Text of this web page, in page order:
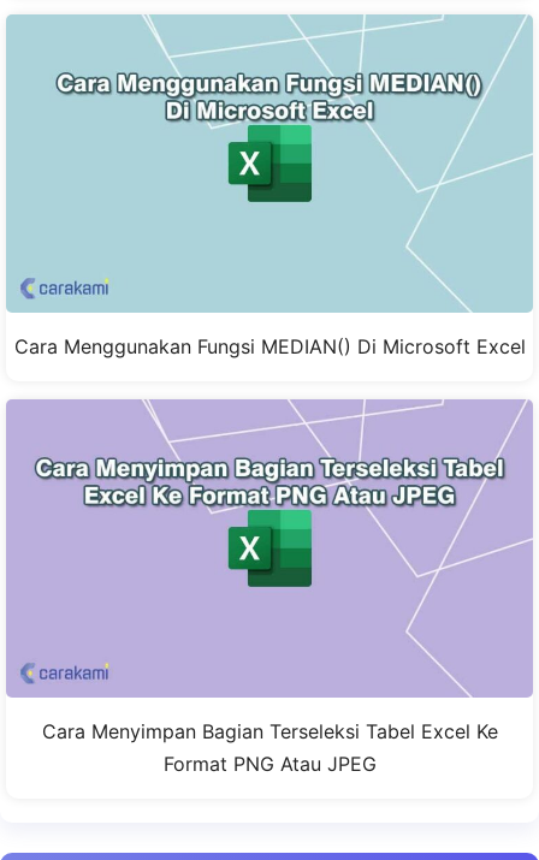
Cara Menggunakan Fungsi MEDIAN() Di Microsoft Excel
Cara Menyimpan Bagian Terseleksi Tabel Excel Ke
Format PNG Atau JPEG